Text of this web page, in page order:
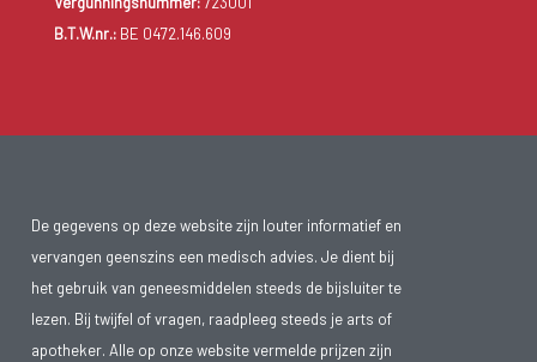
B.T.W.nr.:BE 0472.146.609
De gegevens op deze website zijn louter informatief en
vervangen geenszins een medisch advies. Je dient bij
het gebruik van geneesmiddelen steeds de bijsluiter te
lezen. Bij twijfel of vragen, raadpleeg steeds je arts of
apotheker. Alle op onze website vermelde prijzen zijn